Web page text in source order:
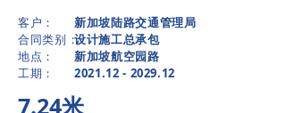
客户：
合同类别：
​地点：
​工期：
新加坡陆路交通管理局
设计施工总承包
新加坡航空园路
2021.12 - 2029.12
7.24米